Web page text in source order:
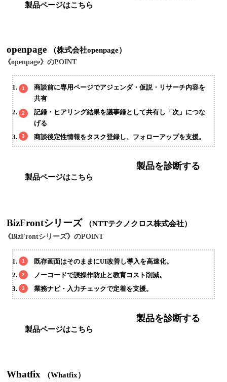
製品ページはこちら
openpage （株式会社openpage）
《openpage》のPOINT
商談前に専用ページでアジェンダ・仮説・リサーチ内容を
共有
記録・ヒアリング結果を議事録として共有し「次」につな
げる
商談後定性情報をタスク登録し、フォローアップを支援。
製品ページはこちら
製品を診断する
BizFrontシリーズ （NTTテクノクロス株式会社）
《BizFrontシリーズ》のPOINT
既存画面はそのままにUI改善し導入を高速化。
ノーコードで誤操作防止と教育コスト削減。
業務ナビ・入力チェックで定着を支援。
製品ページはこちら
製品を診断する
Whatfix （Whatfix）